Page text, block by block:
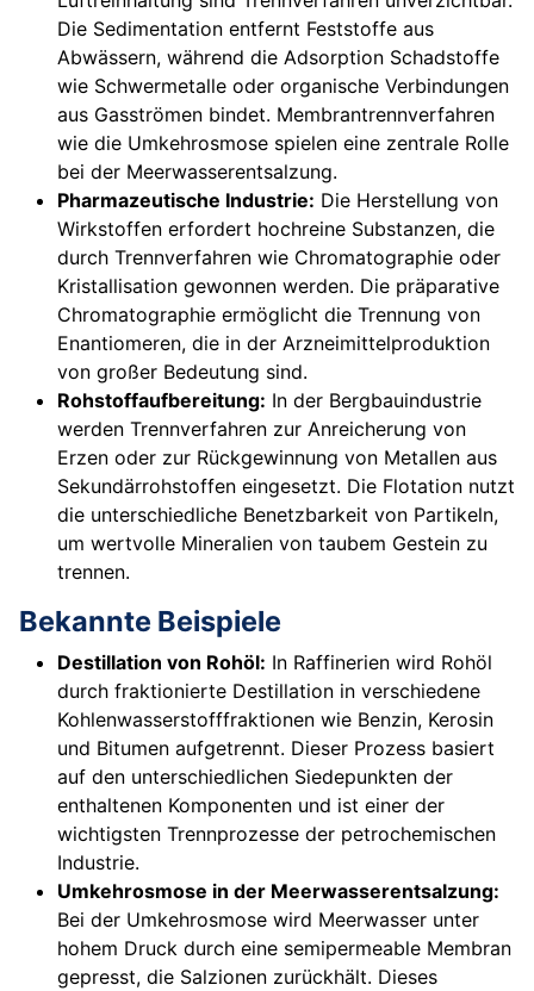
Die Sedimentation entfernt Feststoffe aus
Abwässern, während die Adsorption Schadstoffe
wie Schwermetalle oder organische Verbindungen
aus Gasströmen bindet. Membrantrennverfahren
wie die Umkehrosmose spielen eine zentrale Rolle
bei der Meerwasserentsalzung.
Pharmazeutische Industrie: Die Herstellung von
Wirkstoffen erfordert hochreine Substanzen, die
durch Trennverfahren wie Chromatographie oder
Kristallisation gewonnen werden. Die präparative
Chromatographie ermöglicht die Trennung von
Enantiomeren, die in der Arzneimittelproduktion
von großer Bedeutung sind.
Rohstoffaufbereitung: In der Bergbauindustrie
werden Trennverfahren zur Anreicherung von
Erzen oder zur Rückgewinnung von Metallen aus
Sekundärrohstoffen eingesetzt. Die Flotation nutzt
die unterschiedliche Benetzbarkeit von Partikeln,
um wertvolle Mineralien von taubem Gestein zu
trennen.
Bekannte Beispiele
Destillation von Rohöl: In Raffinerien wird Rohöl
durch fraktionierte Destillation in verschiedene
Kohlenwasserstofffraktionen wie Benzin, Kerosin
und Bitumen aufgetrennt. Dieser Prozess basiert
auf den unterschiedlichen Siedepunkten der
enthaltenen Komponenten und ist einer der
wichtigsten Trennprozesse der petrochemischen
Industrie.
Umkehrosmose in der Meerwasserentsalzung:
Bei der Umkehrosmose wird Meerwasser unter
hohem Druck durch eine semipermeable Membran
gepresst, die Salzionen zurückhält. Dieses